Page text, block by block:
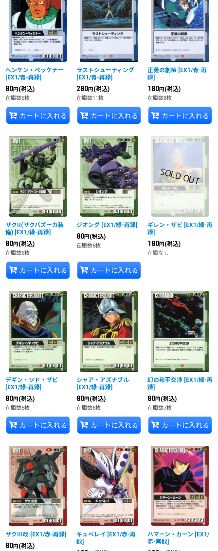
ヘンケン・ベッケナー
[EX1/青-再録]
80円 (税込)
在庫数6枚
カートに入れる
ラストシューティング
[EX1/青-再録]
280円 (税込)
在庫数11枚
カートに入れる
正義の創痕 [EX1/青-再
録]
180円 (税込)
在庫数8枚
カートに入れる
ザクII(ザクバズーカ装
備) [EX1/緑-再録]
80円 (税込)
在庫数6枚
カートに入れる
ジオング [EX1/緑-再録]
80円 (税込)
在庫数8枚
カートに入れる
ギレン・ザビ [EX1/緑-再
録]
180円 (税込)
在庫なし
デギン・ソド・ザビ
[EX1/緑-再録]
80円 (税込)
在庫数6枚
カートに入れる
シャア・アズナブル
[EX1/緑-再録]
80円 (税込)
在庫数6枚
カートに入れる
幻の和平交渉 [EX1/緑-再
録]
80円 (税込)
在庫数7枚
カートに入れる
ザクIII改 [EX1/赤-再録]
80円 (税込)
キュベレイ [EX1/赤-再
録]
ハマーン・カーン [EX1/
赤-再録]